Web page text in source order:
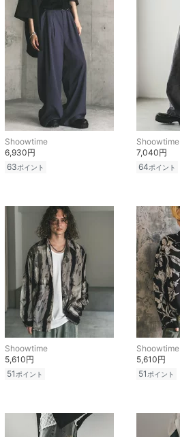
Shoowtime
6,930円
63ポイント
Shoowtime
7,040円
64ポイント
Shoowtime
5,610円
51 ポイント
Shoowtime
5,610円
51ポイント